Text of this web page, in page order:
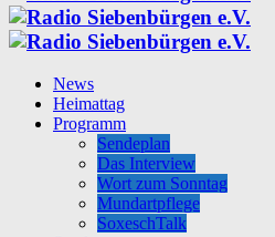
News
Heimattag
Programm
Sendeplan
Das Interview
Wort zum Sonntag
Mundartpflege
SoxeschTalk